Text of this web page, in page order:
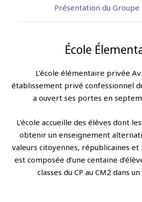
Présentation du Groupe
École
L’école élémentaire privée
établissement privé confessionnel
a ouvert ses portes en
L’école accueille des élèves dont
obtenir un enseignement
valeurs citoyennes, républicaines et
est composée d’une centaine
classes du CP au CM2 dans